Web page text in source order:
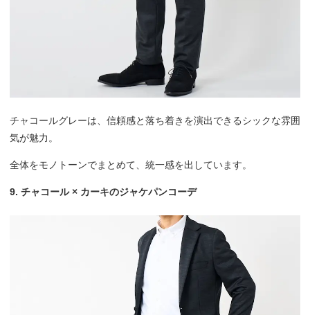
チャコールグレーは、信頼感と落ち着きを演出できるシックな雰囲
気が魅力。
全体をモノトーンでまとめて、統一感を出しています。
9. チャコール × カーキのジャケパンコーデ